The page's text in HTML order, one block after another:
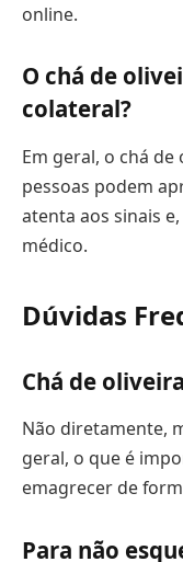
online.
O chá de
colateral?
Em geral, o chá
pessoas podem
atenta aos sinais
médico.
Dúvidas
Chá de
Não diretamente,
geral, o que é
emagrecer de
Para não